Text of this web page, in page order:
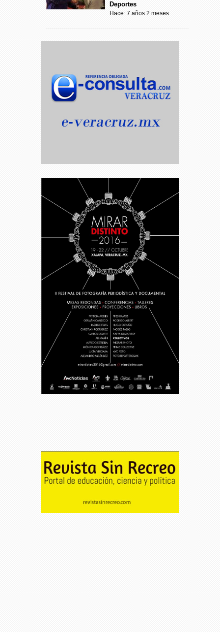
Deportes
Hace: 7 años 2 meses